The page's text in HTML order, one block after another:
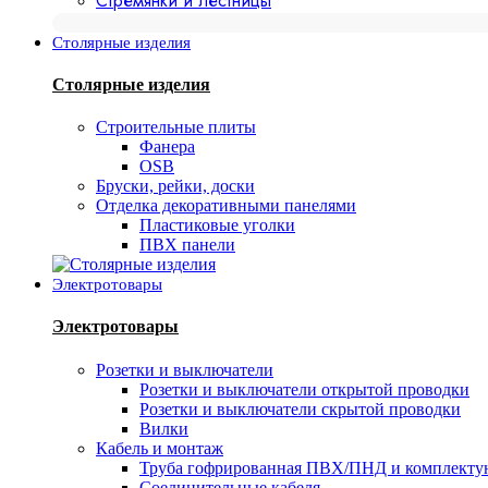
Столярные изделия
Столярные изделия
Строительные плиты
Фанера
OSB
Бруски, рейки, доски
Отделка декоративными панелями
Пластиковые уголки
ПВХ панели
Электротовары
Электротовары
Розетки и выключатели
Розетки и выключатели открытой проводки
Розетки и выключатели скрытой проводки
Вилки
Кабель и монтаж
Труба гофрированная ПВХ/ПНД и